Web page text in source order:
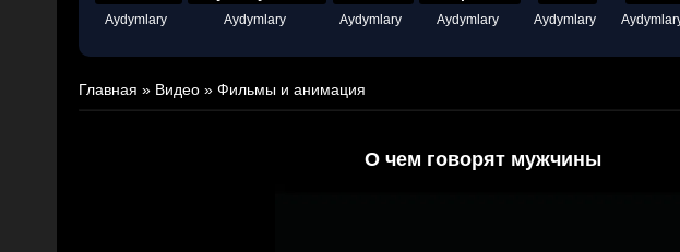
Aydymlary Aydymlary Aydymlary Aydymlary Aydymlary
Главная » Видео » Фильмы и анимация
О чем говорят мужчины